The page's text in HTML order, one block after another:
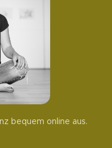
bequem online aus.